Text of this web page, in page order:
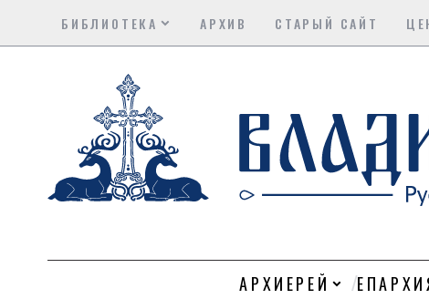
БИБЛИОТЕКА АРХИВ СТАРЫЙ САЙТ
АРХИЕРЕЙ